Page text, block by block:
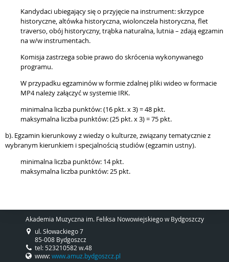
Kandydaci ubiegający się o przyjęcie na instrument: skrzypce
historyczne, altówka historyczna, wiolonczela historyczna, flet
traverso, obój historyczny, trąbka naturalna, lutnia – zdają egzamin
na w/w instrumentach.
Komisja zastrzega sobie prawo do skrócenia wykonywanego
programu.
W przypadku egzaminów w formie zdalnej pliki wideo w formacie
MP4 należy załączyć w systemie IRK.
minimalna liczba punktów: (16 pkt. x 3) = 48 pkt.
maksymalna liczba punktów: (25 pkt. x 3) = 75 pkt.
b). Egzamin kierunkowy z wiedzy o kulturze, związany tematycznie z
wybranym kierunkiem i specjalnością studiów (egzamin ustny).
minimalna liczba punktów: 14 pkt.
maksymalna liczba punktów: 25 pkt.
Akademia Muzyczna im. Feliksa Nowowiejskiego w Bydgoszczy
ul. Słowackiego 7
85-008 Bydgoszcz
tel: 523210582 w.48
www:www.amuz.bydgoszcz.pl